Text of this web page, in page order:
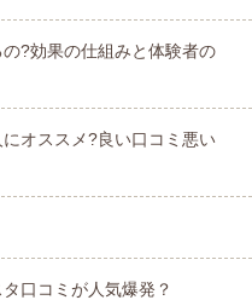
?効果の仕組みと体験者の
オススメ?良い口コミ悪い
口コミが人気爆発？